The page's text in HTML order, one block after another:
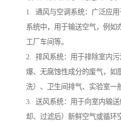
1. 通风与空调系统：广泛应
系统中，用于输送空气，例如
工厂车间等。
2. 排风系统：用于排除室内
爆、无腐蚀性成分的废气，如
洗）、卫生间排气、实验室一
3. 送风系统：用于向室内输
却、过滤后）新鲜空气或循环